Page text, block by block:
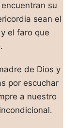
su
sean el
el faro que
de Dios y
por escuchar
a nuestro